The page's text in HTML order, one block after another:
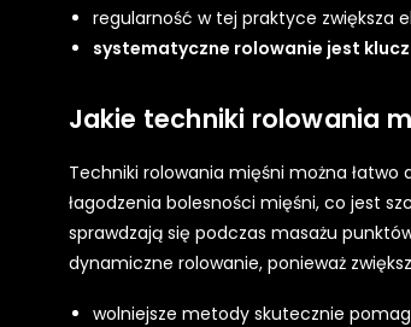
regularność w tej praktyce zwiększa
systematyczne rolowanie jest
Jakie techniki rolowania
Techniki rolowania mięśni można łatwo
łagodzenia bolesności mięśni, co jest
sprawdzają się podczas masażu
dynamiczne rolowanie, ponieważ
wolniejsze metody skutecznie